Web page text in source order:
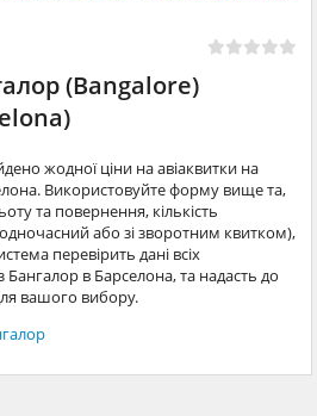
(Bangalore)
жодної ціни на авіаквитки на
Використовуйте форму вище та,
та повернення, кількість
або зі зворотним квитком),
перевірить дані всіх
Бангалор в Барселона, та надасть до
вашого вибору.